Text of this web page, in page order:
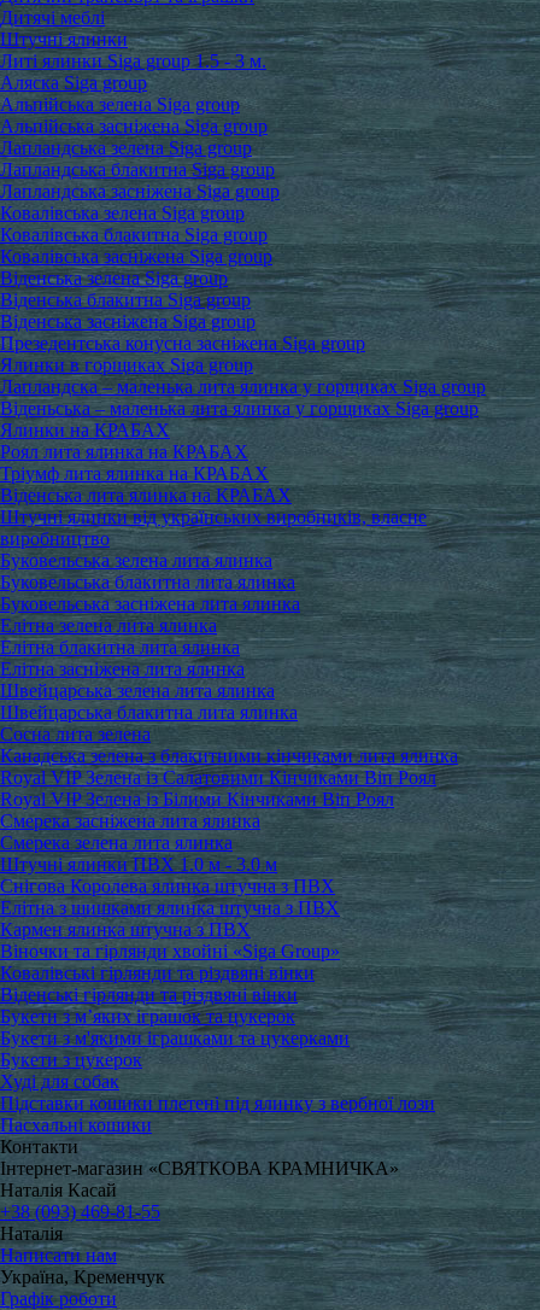
Дитячі меблі
Штучні ялинки
Литі ялинки Siga group 1.5 - 3 м.
Аляска Siga group
Альпійська зелена Siga group
Альпійська засніжена Siga group
Лапландська зелена Siga group
Лапландська блакитна Siga group
Лапландська засніжена Siga group
Ковалівська зелена Siga group
Ковалівська блакитна Siga group
Ковалівська засніжена Siga group
Віденська зелена Siga group
Віденська блакитна Siga group
Віденська засніжена Siga group
Презедентська конусна засніжена Siga group
Ялинки в горщиках Siga group
Лапландска – маленька лита ялинка у горщиках Siga group
Віденьська – маленька лита ялинка у горщиках Siga group
Ялинки на КРАБАХ
Роял лита ялинка на КРАБАХ
Тріумф лита ялинка на КРАБАХ
Віденська лита ялинка на КРАБАХ
Штучні ялинки від українських виробників, власне
виробництво
Буковельська зелена лита ялинка
Буковельська блакитна лита ялинка
Буковельська засніжена лита ялинка
Елітна зелена лита ялинка
Елітна блакитна лита ялинка
Елітна засніжена лита ялинка
Швейцарська зелена лита ялинка
Швейцарська блакитна лита ялинка
Сосна лита зелена
Канадська зелена з блакитними кінчиками лита ялинка
Royal VIP Зелена із Салатовими Кінчиками Віп Роял
Royal VIP Зелена із Білими Кінчиками Віп Роял
Смерека засніжена лита ялинка
Смерека зелена лита ялинка
Штучні ялинки ПВХ 1.0 м - 3.0 м
Снігова Королева ялинка штучна з ПВХ
Елітна з шишками ялинка штучна з ПВХ
Кармен ялинка штучна з ПВХ
Віночки та гірлянди хвойні «Siga Group»
Ковалівські гірлянди та різдвяні вінки
Віденські гірлянди та різдвяні вінки
Букети з м’яких іграшок та цукерок
Букети з м'якими іграшками та цукерками
Букети з цукерок
Худі для собак
Підставки кошики плетені під ялинку з вербної лози
Пасхальні кошики
Контакти
Інтернет-магазин «СВЯТКОВА КРАМНИЧКА»
Наталія Касай
+38 (093) 469-81-55
Наталія
Написати нам
Україна, Кременчук
Графік роботи